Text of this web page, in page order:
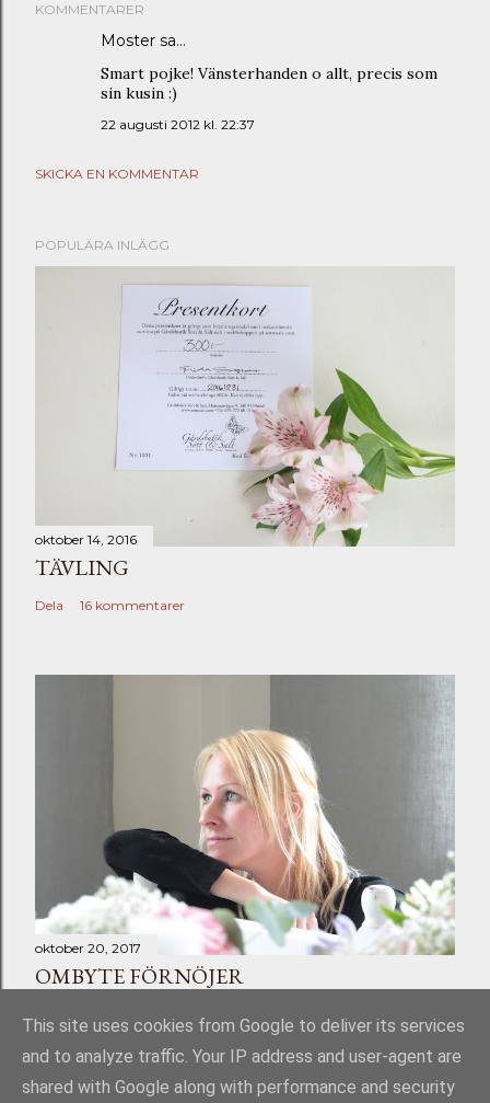
KOMMENTARER
Moster sa…
Smart pojke! Vänsterhanden o allt, precis som
sin kusin :)
22 augusti 2012 kl. 22:37
SKICKA EN KOMMENTAR
POPULÄRA INLÄGG
oktober 14, 2016
TÄVLING
Dela 16 kommentarer
oktober 20, 2017
OMBYTE FÖRNÖJER
This site uses cookies from Google to deliver its services
and to analyze traffic. Your IP address and user-agent are
shared with Google along with performance and security